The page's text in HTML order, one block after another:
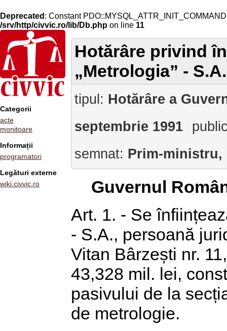
Deprecated : Constant
/srv/http/civvic.ro/lib/Db.php on line 11
Categorii
acte
monitoare
Informații
programatori
Legături externe
wiki.civvic.ro
Hotărâre privind
„Metrologia” - S.A.
tipul: Hotărâre a
septembrie 1991
semnat: Prim-ministru,
Guvernul
Art. 1. - Se
- S.A., persoană
Vitan Bârzești nr.
43,328 mil. lei,
pasivului de la
de metrologie.